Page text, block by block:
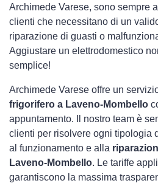
Archimede Varese, sono sempre
clienti che necessitano di un
riparazione di guasti o
Aggiustare un elettrodomestico
semplice!
Archimede Varese offre un
frigorifero a Laveno-Mombello
appuntamento. Il nostro team è
clienti per risolvere ogni tipologia
al funzionamento e alla
Laveno-Mombello. Le tariffe
garantiscono la massima